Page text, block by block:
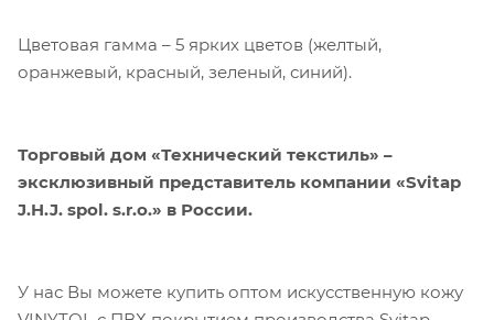
Цветовая гамма – 5 ярких цветов (желтый,
оранжевый, красный, зеленый, синий).
Торговый дом «Технический текстиль» –
эксклюзивный представитель компании «Svitap
J.H.J. spol. s.r.o.» в России.
У нас Вы можете купить оптом искусственную кожу